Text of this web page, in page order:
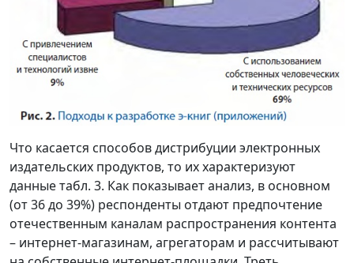
Что касается способов дистрибуции электронных
издательских продуктов, то их характеризуют
данные табл. 3. Как показывает анализ, в основном
(от 36 до 39%) респонденты отдают предпочтение
отечественным каналам распространения контента
– интернет-магазинам, агрегаторам и рассчитывают